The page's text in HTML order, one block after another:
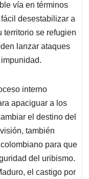
vía en términos
desestabilizar a
territorio se refugien
lanzar ataques
interno
apaciguar a los
el destino del
también
para que
del uribismo.
el castigo por